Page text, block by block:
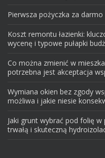
Pierwsza pożyczka za darmo
Koszt remontu łazienki:
wycenę i typowe pułapki
Co można zmienić w
potrzebna jest akceptacja
Wymiana okien bez zgody
możliwa i jakie niesie
Jaki grunt wybrać pod folię w
trwałą i skuteczną